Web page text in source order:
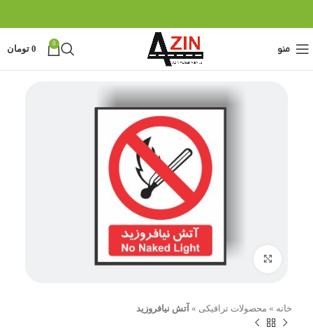
منو 0
0 تومان
بزرگنمایی تصویر
خانه » محصولات ترافیکی » آتش نیافروزید